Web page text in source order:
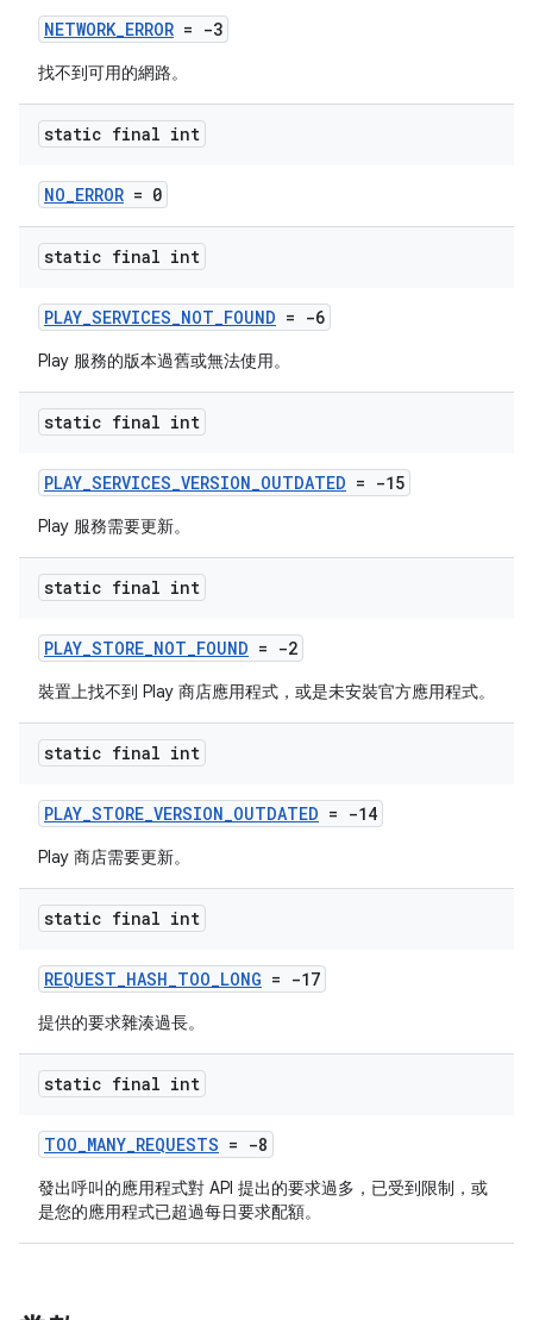
NETWORK_ERROR = -3
找不到可用的網路。
static final int
NO_ERROR = 0
static final int
PLAY_SERVICES_NOT_FOUND = -6
Play 服務的版本過舊或無法使用。
static final int
PLAY_SERVICES_VERSION_OUTDATED = -15
Play 服務需要更新。
static final int
PLAY_STORE_NOT_FOUND = -2
裝置上找不到 Play 商店應用程式，或是未安裝官方應用程式。
static final int
PLAY_STORE_VERSION_OUTDATED = -14
Play 商店需要更新。
static final int
REQUEST_HASH_TOO_LONG = -17
提供的要求雜湊過長。
static final int
TOO_MANY_REQUESTS = -8
發出呼叫的應用程式對 API 提出的要求過多，已受到限制，或
是您的應用程式已超過每日要求配額。